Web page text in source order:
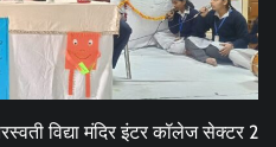
विद्या मंदिर इंटर कॉलेज सेक्टर 2